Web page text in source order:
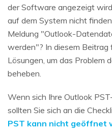
der Software angezeigt
auf dem System nicht
Meldung "Outlook-
werden"? In diesem Beitrag
Lösungen, um das Problem
beheben.
Wenn sich Ihre Outlook
sollten Sie sich an die
PST kann nicht geöffnet